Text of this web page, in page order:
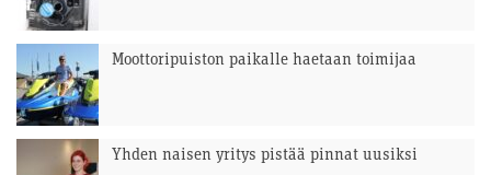
Moottoripuiston paikalle haetaan toimijaa
Yhden naisen yritys pistää pinnat uusiksi